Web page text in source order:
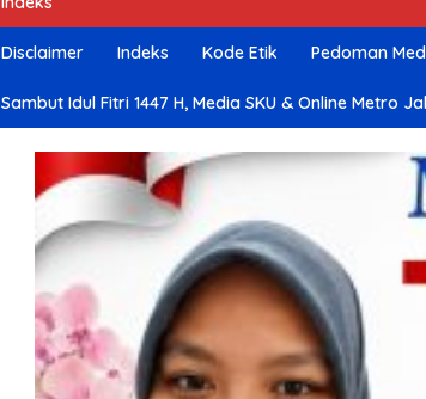
e
Disclaimer Indeks Kode Etik Pedoman
Sambut Idul Fitri 1447 H, Media SKU & Online Metro